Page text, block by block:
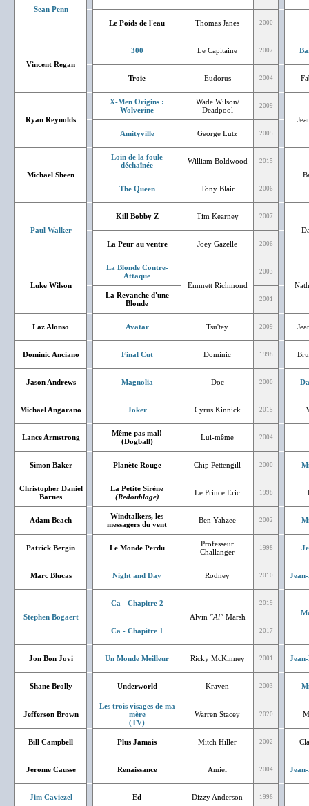
Sean Penn
Le Poids de l'eau Thomas Janes 2000
Vincent Regan
300 Le Capitaine 2007
Troie Eudorus 2004
Ryan Reynolds
X-Men Origins :
Wolverine
Wade Wilson/
Deadpool
2009
Amityville
George Lutz 2005
Michael Sheen
Loin de la foule
déchaînée
William Boldwood 2015
The Queen
Tony Blair 2006
Paul Walker
Kill Bobby Z Tim Kearney 2007
La Peur au ventre
Joey Gazelle 2006
Luke Wilson
La Blonde Contre-
Attaque
Emmett Richmond
2003
La Revanche d'une
Blonde
2001
Laz Alonso Avatar Tsu'tey 2009
Dominic Anciano Final Cut Dominic 1998
Jason Andrews Magnolia Doc 2000
Michael Angarano Joker Cyrus Kinnick 2015
Lance Armstrong
Même pas mal!
(Dogball)
Lui-même 2004
Simon Baker Planète Rouge Chip Pettengill 2000
Christopher Daniel
Barnes
La Petite Sirène
(Redoublage)
Le Prince Eric 1998
Adam Beach
Windtalkers, les
messagers du vent
Ben Yahzee 2002
Patrick Bergin Le Monde Perdu
Professeur
Challanger
1998
Marc Blucas Night and Day Rodney 2010
Stephen Bogaert
Ca - Chapitre 2
Alvin "Al"Marsh
2019
Ca - Chapitre 1 2017
Jon Bon Jovi Un Monde Meilleur Ricky McKinney 2001
Shane Brolly Underworld Kraven 2003
Jefferson Brown
Les trois visages de ma
mère
(TV)
Warren Stacey 2020
Bill Campbell Plus Jamais Mitch Hiller 2002
Jerome Causse Renaissance Amiel 2004
Jim Caviezel Ed Dizzy Anderson 1996